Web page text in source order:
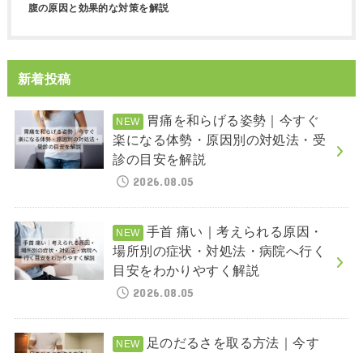
腹の原因と効果的な対策を解説
新着投稿
胃痛を和らげる姿勢｜今すぐ
楽になる体勢・原因別の対処法・受
診の目安を解説
2026.08.05
手首 痛い｜考えられる原因・
場所別の症状・対処法・病院へ行く
目安をわかりやすく解説
2026.08.05
足のだるさを取る方法｜今す